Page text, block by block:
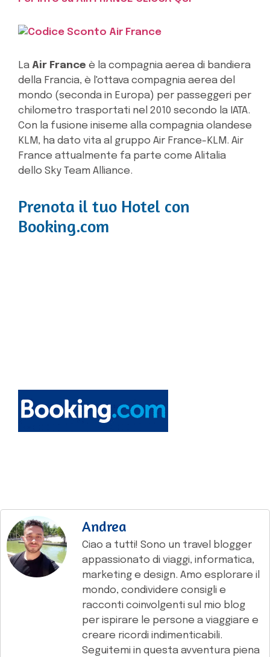
La Air France è la compagnia aerea di bandiera
della Francia, è l'ottava compagnia aerea del
mondo (seconda in Europa) per passeggeri per
chilometro trasportati nel 2010 secondo la IATA.
Con la fusione iniseme alla compagnia olandese
KLM, ha dato vita al gruppo Air France-KLM. Air
France attualmente fa parte come Alitalia
dello Sky Team Alliance.
Prenota il tuo Hotel con
Booking.com
Andrea
Ciao a tutti! Sono un travel blogger
appassionato di viaggi, informatica,
marketing e design. Amo esplorare il
mondo, condividere consigli e
racconti coinvolgenti sul mio blog
per ispirare le persone a viaggiare e
creare ricordi indimenticabili.
Seguitemi in questa avventura piena